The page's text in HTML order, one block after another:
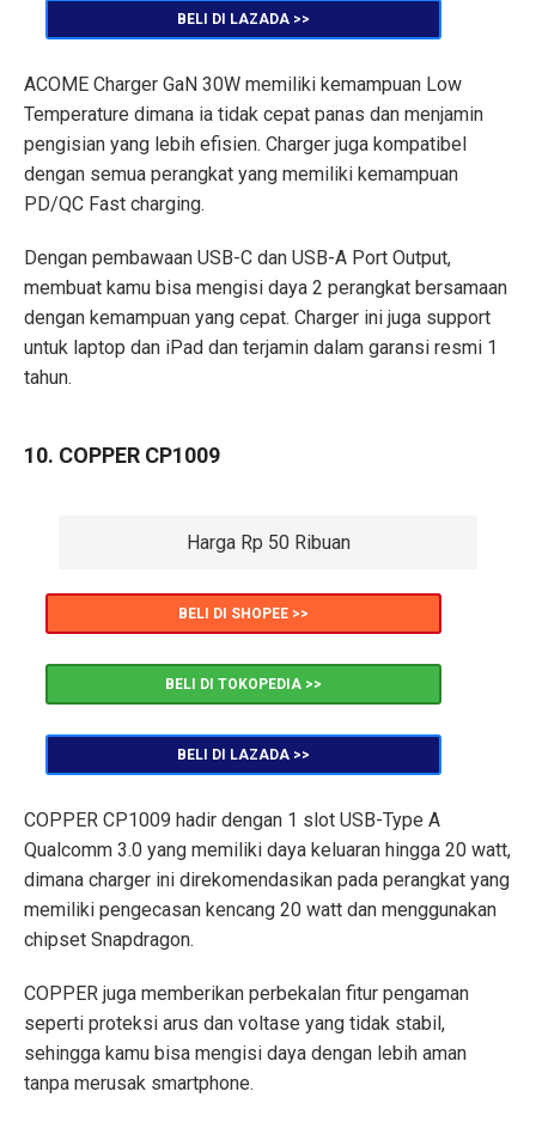
BELI DI LAZADA >>
ACOME Charger GaN 30W memiliki kemampuan Low
Temperature dimana ia tidak cepat panas dan menjamin
pengisian yang lebih efisien. Charger juga kompatibel
dengan semua perangkat yang memiliki kemampuan
PD/QC Fast charging.
Dengan pembawaan USB-C dan USB-A Port Output,
membuat kamu bisa mengisi daya 2 perangkat bersamaan
dengan kemampuan yang cepat. Charger ini juga support
untuk laptop dan iPad dan terjamin dalam garansi resmi 1
tahun.
10. COPPER CP1009
Harga Rp 50 Ribuan
BELI DI SHOPEE >>
BELI DI TOKOPEDIA >>
BELI DI LAZADA >>
COPPER CP1009 hadir dengan 1 slot USB-Type A
Qualcomm 3.0 yang memiliki daya keluaran hingga 20 watt,
dimana charger ini direkomendasikan pada perangkat yang
memiliki pengecasan kencang 20 watt dan menggunakan
chipset Snapdragon.
COPPER juga memberikan perbekalan fitur pengaman
seperti proteksi arus dan voltase yang tidak stabil,
sehingga kamu bisa mengisi daya dengan lebih aman
tanpa merusak smartphone.